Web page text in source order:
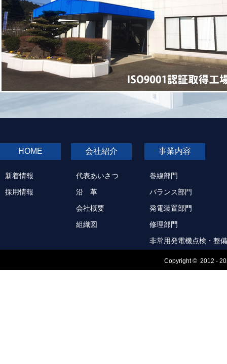
HOME
新着情報
採用情報
会社紹介
代表あいさつ
沿 革
会社概要
組織図
事業内容
巻線部門
バランス部門
発電装置部門
修理部門
非常用発電機点検・整備
Copyright © 2012 -